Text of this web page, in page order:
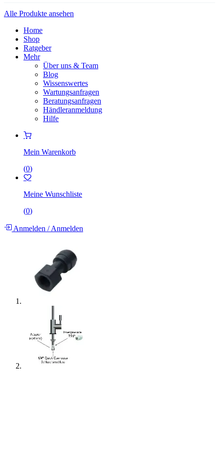
Alle Produkte ansehen
Home
Shop
Ratgeber
Mehr
Über uns & Team
Blog
Wissenswertes
Wartungsanfragen
Beratungsanfragen
Händleranmeldung
Hilfe
Mein Warenkorb
(0)
Meine Wunschliste
(0)
Anmelden /Anmelden